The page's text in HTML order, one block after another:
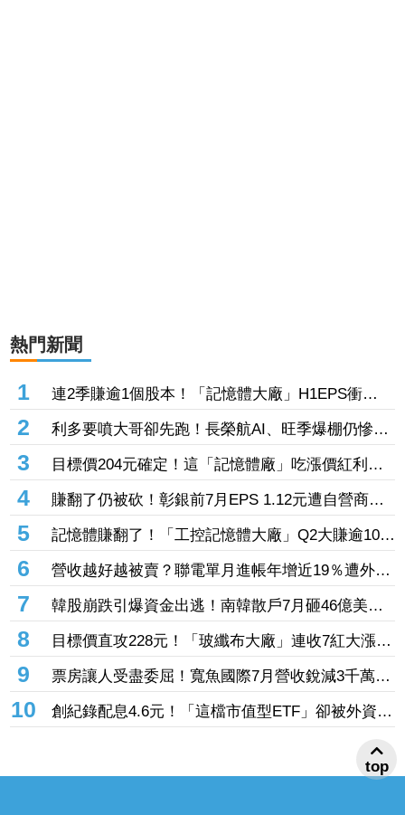
熱門新聞
1
連2季賺逾1個股本！「記憶體大廠」H1EPS衝
20.87元 股價卻殺至跌停鎖死
2
利多要噴大哥卻先跑！長榮航AI、旺季爆棚仍慘冠
賣超王 「這檔鋼鐵」７月營收年增46%也不被買
單
3
目標價204元確定！這「記憶體廠」吃漲價紅利、
Q2毛利率衝70% 全年營運看旺
4
賺翻了仍被砍！彰銀前7月EPS 1.12元遭自營商照
殺2.33億淪賣超王 「這檔記憶體」營收創高也遭
倒
5
記憶體賺翻了！「工控記憶體大廠」Q2大賺逾10股
本、H1EPS達166.45元 7月營收續旺再迎年月雙
增
6
營收越好越被賣？聯電單月進帳年增近19％遭外資
「砍到見骨」 台塑4寶「這檔」營收刷49個月新
高也挨刀
7
韓股崩跌引爆資金出逃！南韓散戶7月砸46億美元
「錢」進美股
8
目標價直攻228元！「玻纖布大廠」連收7紅大漲
32.86% 投信單周撒16.7億元、掃入近萬張
9
票房讓人受盡委屈！寬魚國際7月營收銳減3千萬原
因曝「王心凌票房＞楊丞琳」 網笑翻：是吃了誠
實果實嗎
10
創紀錄配息4.6元！「這檔市值型ETF」卻被外資單
周大砍3.4萬張 00923豪配3.05元同被抽回2億元
top